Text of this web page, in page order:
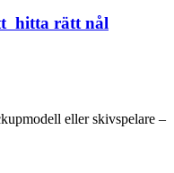
hitta rätt nål
eller skivspelare –